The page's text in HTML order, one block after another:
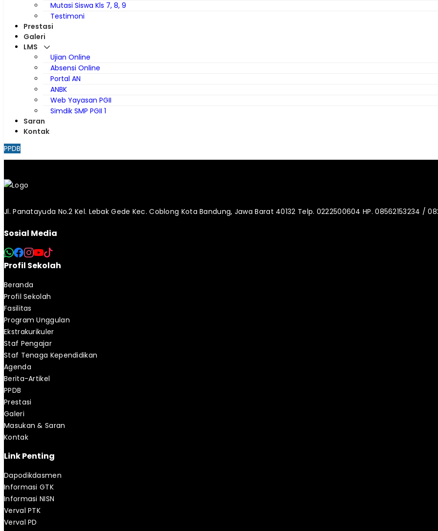
Mutasi Siswa Kls 7, 8, 9
Testimoni
Prestasi
Galeri
LMS
Ujian Online
Absensi Online
Portal AN
ANBK
Web Yayasan PGII
Simdik SMP PGII 1
Saran
Kontak
PPDB
Jl. Panatayuda No.2 Kel. Lebak Gede Kec. Coblong Kota Bandung, Jawa Barat 40132 Telp. 0222500604 HP. 08562153234 /
Sosial Media
Profil Sekolah
Beranda
Profil Sekolah
Fasilitas
Program Unggulan
Ekstrakurikuler
Staf Pengajar
Staf Tenaga Kependidikan
Agenda
Berita-Artikel
PPDB
Prestasi
Galeri
Masukan & Saran
Kontak
Link Penting
Dapodikdasmen
Informasi GTK
Informasi NISN
Verval PTK
Verval PD